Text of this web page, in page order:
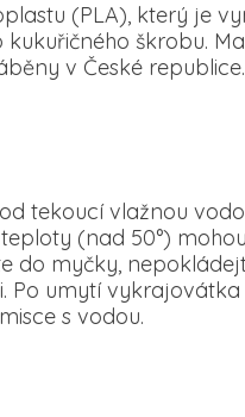
(PLA), který je
škrobu.
v České republice.
tekoucí vlažnou
(nad 50°)
do myčky,
Po umytí
s vodou.